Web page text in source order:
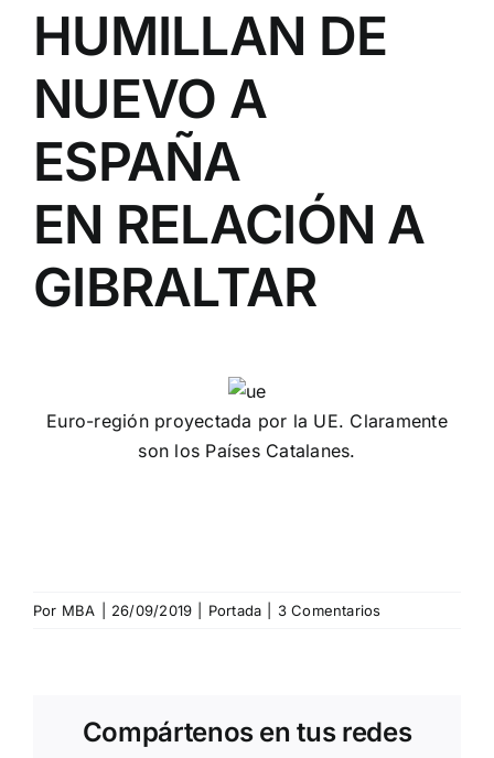
HUMILLAN DE
NUEVO A
ESPAÑA
EN RELACIÓN A
GIBRALTAR
Euro-región proyectada por la UE. Claramente
son los Países Catalanes.
Por MBA 26/09/2019 Portada 3 Comentarios
Compártenos en tus redes